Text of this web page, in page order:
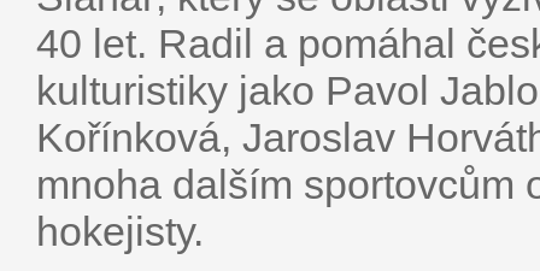
40 let. Radil a pomáhal
kulturistiky jako Pavol
Kořínková, Jaroslav
mnoha dalším sportovcům
hokejisty.